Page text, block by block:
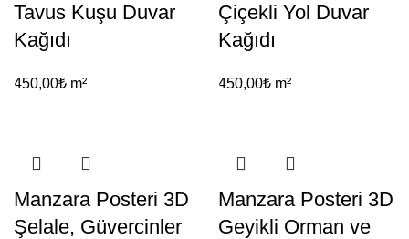
Tavus Kuşu Duvar
Kağıdı
450,00₺ m²
Çiçekli Yol Duvar
Kağıdı
450,00₺ m²
Manzara Posteri 3D
Şelale, Güvercinler
Manzara Posteri 3D
Geyikli Orman ve